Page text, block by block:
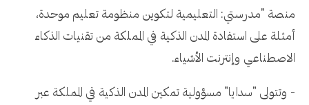
منصة "مدرستي: التعليمية لتكوين منظومة تعليم موحدة،
أمثلة على استفادة المدن الذكية في المملكة من تقنيات الذكاء
الاصطناعي وإنترنت الأشياء.
- وتتولى "سدايا" مسؤولية تمكين المدن الذكية في المملكة عبر